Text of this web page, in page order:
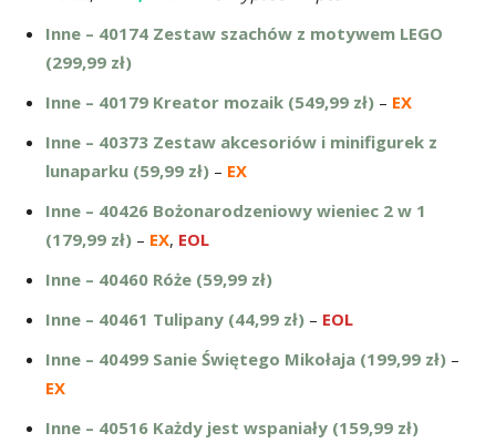
Inne – 40174 Zestaw szachów z motywem LEGO
(299,99 zł)
Inne – 40179 Kreator mozaik (549,99 zł) – EX
Inne – 40373 Zestaw akcesoriów i minifigurek z
lunaparku (59,99 zł) – EX
Inne – 40426 Bożonarodzeniowy wieniec 2 w 1
(179,99 zł) – EX, EOL
Inne – 40460 Róże (59,99 zł)
Inne – 40461 Tulipany (44,99 zł) – EOL
Inne – 40499 Sanie Świętego Mikołaja (199,99 zł) –
EX
Inne – 40516 Każdy jest wspaniały (159,99 zł)